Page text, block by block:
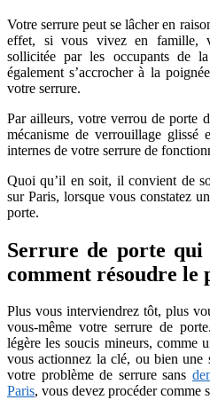
Votre serrure peut se lâcher en
effet, si vous vivez en famille,
sollicitée par les occupants de
également s’accrocher à la
votre serrure.
Par ailleurs, votre verrou de porte
mécanisme de verrouillage glissé
internes de votre serrure de
Quoi qu’il en soit, il convient de
sur Paris, lorsque vous constatez
porte.
Serrure de porte qui
comment résoudre le
Plus vous interviendrez tôt, plus
vous-même votre serrure de
légère les soucis mineurs, comme
vous actionnez la clé, ou bien une
votre problème de serrure sans
Paris, vous devez procéder comme